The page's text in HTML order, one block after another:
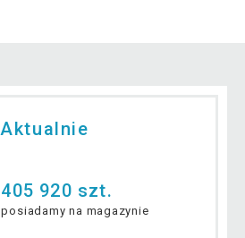
Aktualnie
405 920 szt.
posiadamy na magazynie